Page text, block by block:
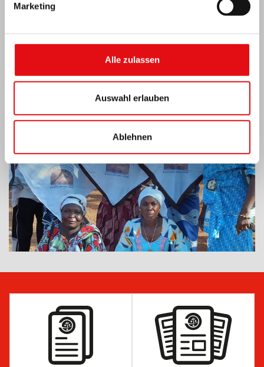
Marketing
Alle zulassen
Auswahl erlauben
Ablehnen
ZENTRALAFRIKA: 6. NATIONALKONGRESS
DER OCDS